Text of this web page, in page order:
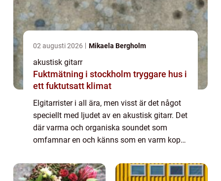
02 augusti 2026 Mikaela Bergholm
akustisk gitarr
Fuktmätning i stockholm tryggare hus i
ett fuktutsatt klimat
Elgitarrister i all ära, men visst är det något
speciellt med ljudet av en akustisk gitarr. Det
där varma och organiska soundet som
omfamnar en och känns som en varm kopp
&au...